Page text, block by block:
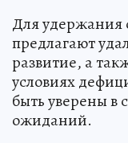
Для удержания
предлагают
развитие, а
условиях
быть уверены в
ожиданий.